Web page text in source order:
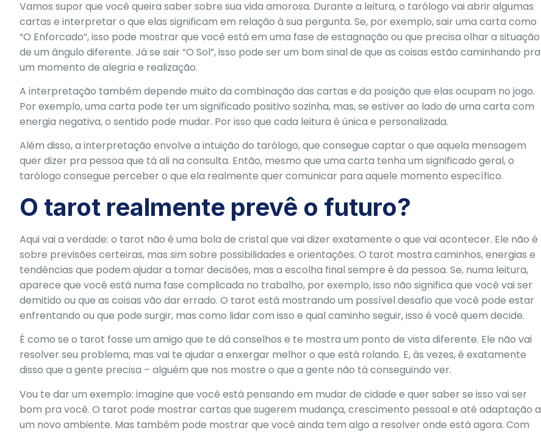
Vamos supor que você queira saber sobre sua vida amorosa. Durante a leitura, o tarólogo vai abrir algumas
cartas e interpretar o que elas significam em relação à sua pergunta. Se, por exemplo, sair uma carta como
“O Enforcado”, isso pode mostrar que você está em uma fase de estagnação ou que precisa olhar a situação
de um ângulo diferente. Já se sair “O Sol”, isso pode ser um bom sinal de que as coisas estão caminhando pra
um momento de alegria e realização.
A interpretação também depende muito da combinação das cartas e da posição que elas ocupam no jogo.
Por exemplo, uma carta pode ter um significado positivo sozinha, mas, se estiver ao lado de uma carta com
energia negativa, o sentido pode mudar. Por isso que cada leitura é única e personalizada.
Além disso, a interpretação envolve a intuição do tarólogo, que consegue captar o que aquela mensagem
quer dizer pra pessoa que tá ali na consulta. Então, mesmo que uma carta tenha um significado geral, o
tarólogo consegue perceber o que ela realmente quer comunicar para aquele momento específico.
O tarot realmente prevê o futuro?
Aqui vai a verdade: o tarot não é uma bola de cristal que vai dizer exatamente o que vai acontecer. Ele não é
sobre previsões certeiras, mas sim sobre possibilidades e orientações. O tarot mostra caminhos, energias e
tendências que podem ajudar a tomar decisões, mas a escolha final sempre é da pessoa. Se, numa leitura,
aparece que você está numa fase complicada no trabalho, por exemplo, isso não significa que você vai ser
demitido ou que as coisas vão dar errado. O tarot está mostrando um possível desafio que você pode estar
enfrentando ou que pode surgir, mas como lidar com isso e qual caminho seguir, isso é você quem decide.
É como se o tarot fosse um amigo que te dá conselhos e te mostra um ponto de vista diferente. Ele não vai
resolver seu problema, mas vai te ajudar a enxergar melhor o que está rolando. E, às vezes, é exatamente
disso que a gente precisa – alguém que nos mostre o que a gente não tá conseguindo ver.
Vou te dar um exemplo: imagine que você está pensando em mudar de cidade e quer saber se isso vai ser
bom pra você. O tarot pode mostrar cartas que sugerem mudança, crescimento pessoal e até adaptação a
um novo ambiente. Mas também pode mostrar que você ainda tem algo a resolver onde está agora. Com